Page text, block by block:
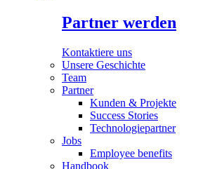
Partner werden
Kontaktiere uns
Unsere Geschichte
Team
Partner
Kunden & Projekte
Success Stories
Technologiepartner
Jobs
Employee benefits
Handbook